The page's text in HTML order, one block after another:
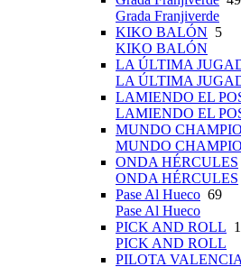
Grada Franjiverde
KIKO BALÓN 5
KIKO BALÓN
LA ÚLTIMA
LA ÚLTIMA
LAMIENDO EL
LAMIENDO EL
MUNDO
MUNDO
ONDA HÉRCULES
ONDA HÉRCULES
Pase Al Hueco 69
Pase Al Hueco
PICK AND ROLL
PICK AND ROLL
PILOTA